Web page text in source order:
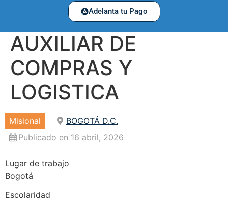
Adelanta tu Pago
AUXILIAR DE
COMPRAS Y
LOGISTICA
Misional
BOGOTÁ D.C.
Publicado en 16 abril, 2026
Lugar de trabajo
Bogotá
Escolaridad